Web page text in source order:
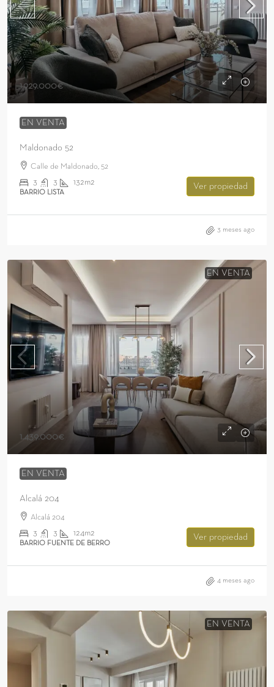
1.929.000€
EN VENTA
Maldonado 52
Calle de Maldonado, 52
3 3 132m2
BARRIO LISTA
Ver propiedad
3 meses ago
EN VENTA
1.439.000€
EN VENTA
Alcalá 204
Alcalá 204
3 3 124m2
BARRIO FUENTE DE BERRO
Ver propiedad
4 meses ago
EN VENTA